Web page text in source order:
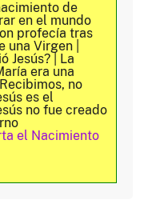
de
en el mundo
profecía tras
Virgen |
Jesús? | La
era una
no
es el
no fue creado
el Nacimiento